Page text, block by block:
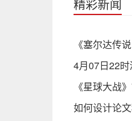
精彩新闻
《塞尔达传
4月07日22
《星球大战
如何设计论